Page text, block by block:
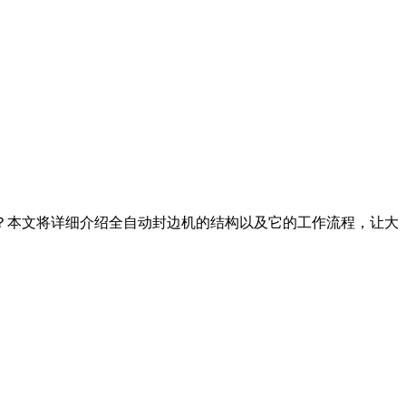
文将详细介绍全自动封边机的结构以及它的工作流程，让大